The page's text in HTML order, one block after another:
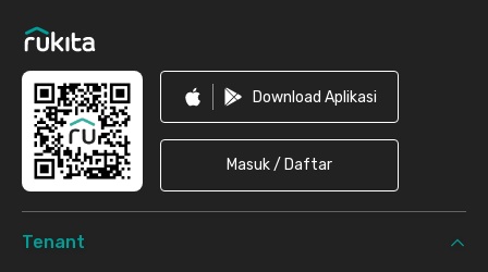
Download Aplikasi
Masuk / Daftar
Tenant